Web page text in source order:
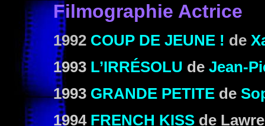
Filmographie Actrice
1992 COUP DE JEUNE ! de
1993 L’IRRÉSOLU de Jean-
1993 GRANDE PETITE de
1994 FRENCH KISS de